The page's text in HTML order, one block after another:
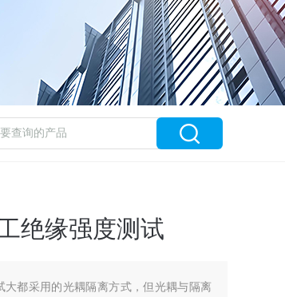
绝缘强度测试
都采用的光耦隔离方式，但光耦与隔离